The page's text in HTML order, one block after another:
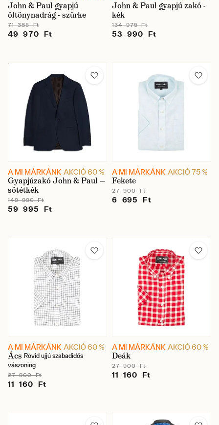
John & Paul gyapjú
öltönynadrág - szürke
71 385 Ft
49 970 Ft
John & Paul gyapjú zakó -
kék
134 975 Ft
53 990 Ft
A MI MÁRKÁNK AKCIÓ 60 %
Gyapjúzakó John & Paul —
sötétkék
149 990 Ft
59 995 Ft
A MI MÁRKÁNK AKCIÓ 75 %
Fekete
27 900 Ft
6 695 Ft
A MI MÁRKÁNK AKCIÓ 60 %
Ács Rövid ujjú szabadidős
vászoning
27 900 Ft
11 160 Ft
A MI MÁRKÁNK AKCIÓ 60 %
Deák
27 900 Ft
11 160 Ft